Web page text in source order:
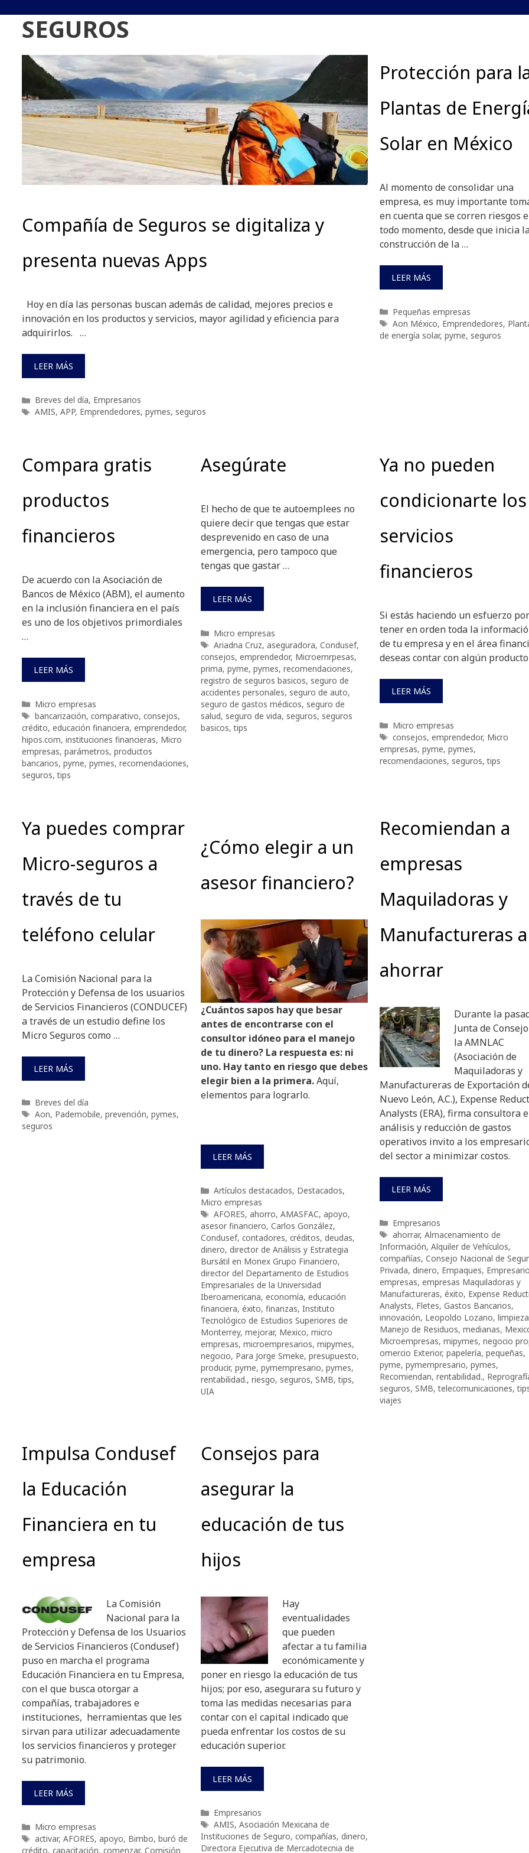
SEGUROS
Compañía de Seguros se digitaliza y
presenta nuevas Apps
Hoy en día las personas buscan además de calidad, mejores precios e
innovación en los productos y servicios, mayor agilidad y eficiencia para
adquirirlos. …
LEER MÁS
Categorías
Breves del día, Empresarios
Etiquetas
AMIS, APP, Emprendedores, pymes, seguros
Protección para
Plantas de
Solar en México
Al momento de consolidar una
empresa, es muy importante
en cuenta que se corren riesgos
todo momento, desde que inicia
construcción de la …
LEER MÁS
Categorías
Pequeñas empresas
Etiquetas
Aon México, Emprendedores,
de energía solar, pyme, seguros
Compara gratis
productos
financieros
De acuerdo con la Asociación de
Bancos de México (ABM), el aumento
en la inclusión financiera en el país
es uno de los objetivos primordiales
…
LEER MÁS
Categorías
Micro empresas
Etiquetas
bancarización, comparativo, consejos,
crédito, educación financiera, emprendedor,
hipos.com, instituciones financieras, Micro
empresas, parámetros, productos
bancarios, pyme, pymes, recomendaciones,
seguros,tips
Asegúrate
El hecho de que te autoemplees no
quiere decir que tengas que estar
desprevenido en caso de una
emergencia, pero tampoco que
tengas que gastar …
LEER MÁS
Categorías
Micro empresas
Etiquetas
Ariadna Cruz, aseguradora, Condusef,
consejos, emprendedor, Microemrpesas,
prima, pyme, pymes, recomendaciones,
registro de seguros basicos, seguro de
accidentes personales, seguro de auto,
seguro de gastos médicos, seguro de
salud, seguro de vida, seguros, seguros
basicos,tips
Ya no pueden
condicionarte los
servicios
financieros
Si estás haciendo un esfuerzo por
tener en orden toda la
de tu empresa y en el área
deseas contar con algún
LEER MÁS
Categorías
Micro empresas
Etiquetas
consejos, emprendedor, Micro
empresas, pyme, pymes,
recomendaciones, seguros,tips
Ya puedes comprar
Micro-seguros a
través de tu
teléfono celular
La Comisión Nacional para la
Protección y Defensa de los usuarios
de Servicios Financieros (CONDUCEF)
a través de un estudio define los
Micro Seguros como …
LEER MÁS
Categorías
Breves del día
Etiquetas
Aon, Pademobile, prevención, pymes,
seguros
¿Cómo elegir a un
asesor financiero?
¿Cuántos sapos hay que besar
antes de encontrarse con el
consultor idóneo para el manejo
de tu dinero? La respuesta es: ni
uno. Hay tanto en riesgo que debes
elegir bien a la primera.Aquí,
elementos para lograrlo.
LEER MÁS
Categorías
Artículos destacados, Destacados,
Micro empresas
Etiquetas
AFORES, ahorro, AMASFAC, apoyo,
asesor financiero, Carlos González,
Condusef, contadores, créditos, deudas,
dinero, director de Análisis y Estrategia
Bursátil en Monex Grupo Financiero,
director del Departamento de Estudios
Empresariales de la Universidad
Iberoamericana, economía, educación
financiera, éxito, finanzas, Instituto
Tecnológico de Estudios Superiores de
Monterrey, mejorar, Mexico, micro
empresas, microempresarios, mipymes,
negocio, Para Jorge Smeke, presupuesto,
producir, pyme, pymempresario, pymes,
rentabilidad., riesgo, seguros, SMB,tips,
UIA
Recomiendan a
empresas
Maquiladoras y
Manufactureras a
ahorrar
Durante la
Junta de
la AMNLAC
(Asociación de
Maquiladoras y
Manufactureras de Exportación
Nuevo León, A.C.), Expense
Analysts (ERA), firma consultora
análisis y reducción de gastos
operativos invito a los
del sector a minimizar costos.
LEER MÁS
Categorías
Empresarios
Etiquetas
ahorrar, Almacenamiento de
Información, Alquiler de Vehículos,
compañías, Consejo Nacional de
Privada, dinero, Empaques,
empresas, empresas Maquiladoras y
Manufactureras, éxito, Expense
Analysts, Fletes, Gastos Bancarios,
innovación, Leopoldo Lozano, limpieza
Manejo de Residuos, medianas,
Microempresas, mipymes, negocio
omercio Exterior, papelería, pequeñas,
pyme, pymempresario, pymes,
Recomiendan, rentabilidad.,
seguros, SMB,telecomunicaciones,
viajes
Impulsa Condusef
la Educación
Financiera en tu
empresa
La Comisión
Nacional para la
Protección y Defensa de los Usuarios
de Servicios Financieros (Condusef)
puso en marcha el programa
Educación Financiera en tu Empresa,
con el que busca otorgar a
compañías, trabajadores e
instituciones, herramientas que les
sirvan para utilizar adecuadamente
los servicios financieros y proteger
su patrimonio.
LEER MÁS
Categorías
Micro empresas
Etiquetas
activar, AFORES, apoyo, Bimbo, buró de
crédito, capacitación, comenzar, Comisión
Consejos para
asegurar la
educación de tus
hijos
Hay
eventualidades
que pueden
afectar a tu familia
económicamente y
poner en riesgo la educación de tus
hijos; por eso, asegurara su futuro y
toma las medidas necesarias para
contar con el capital indicado que
pueda enfrentar los costos de su
educación superior.
LEER MÁS
Categorías
Empresarios
Etiquetas
AMIS, Asociación Mexicana de
Instituciones de Seguro, compañías, dinero,
Directora Ejecutiva de Mercadotecnia de